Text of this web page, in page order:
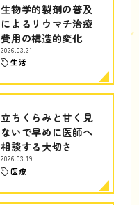
生物学的製剤の普及
によるリウマチ治療
費用の構造的変化
2026.03.21
生活
立ちくらみと甘く見
ないで早めに医師へ
相談する大切さ
2026.03.19
医療